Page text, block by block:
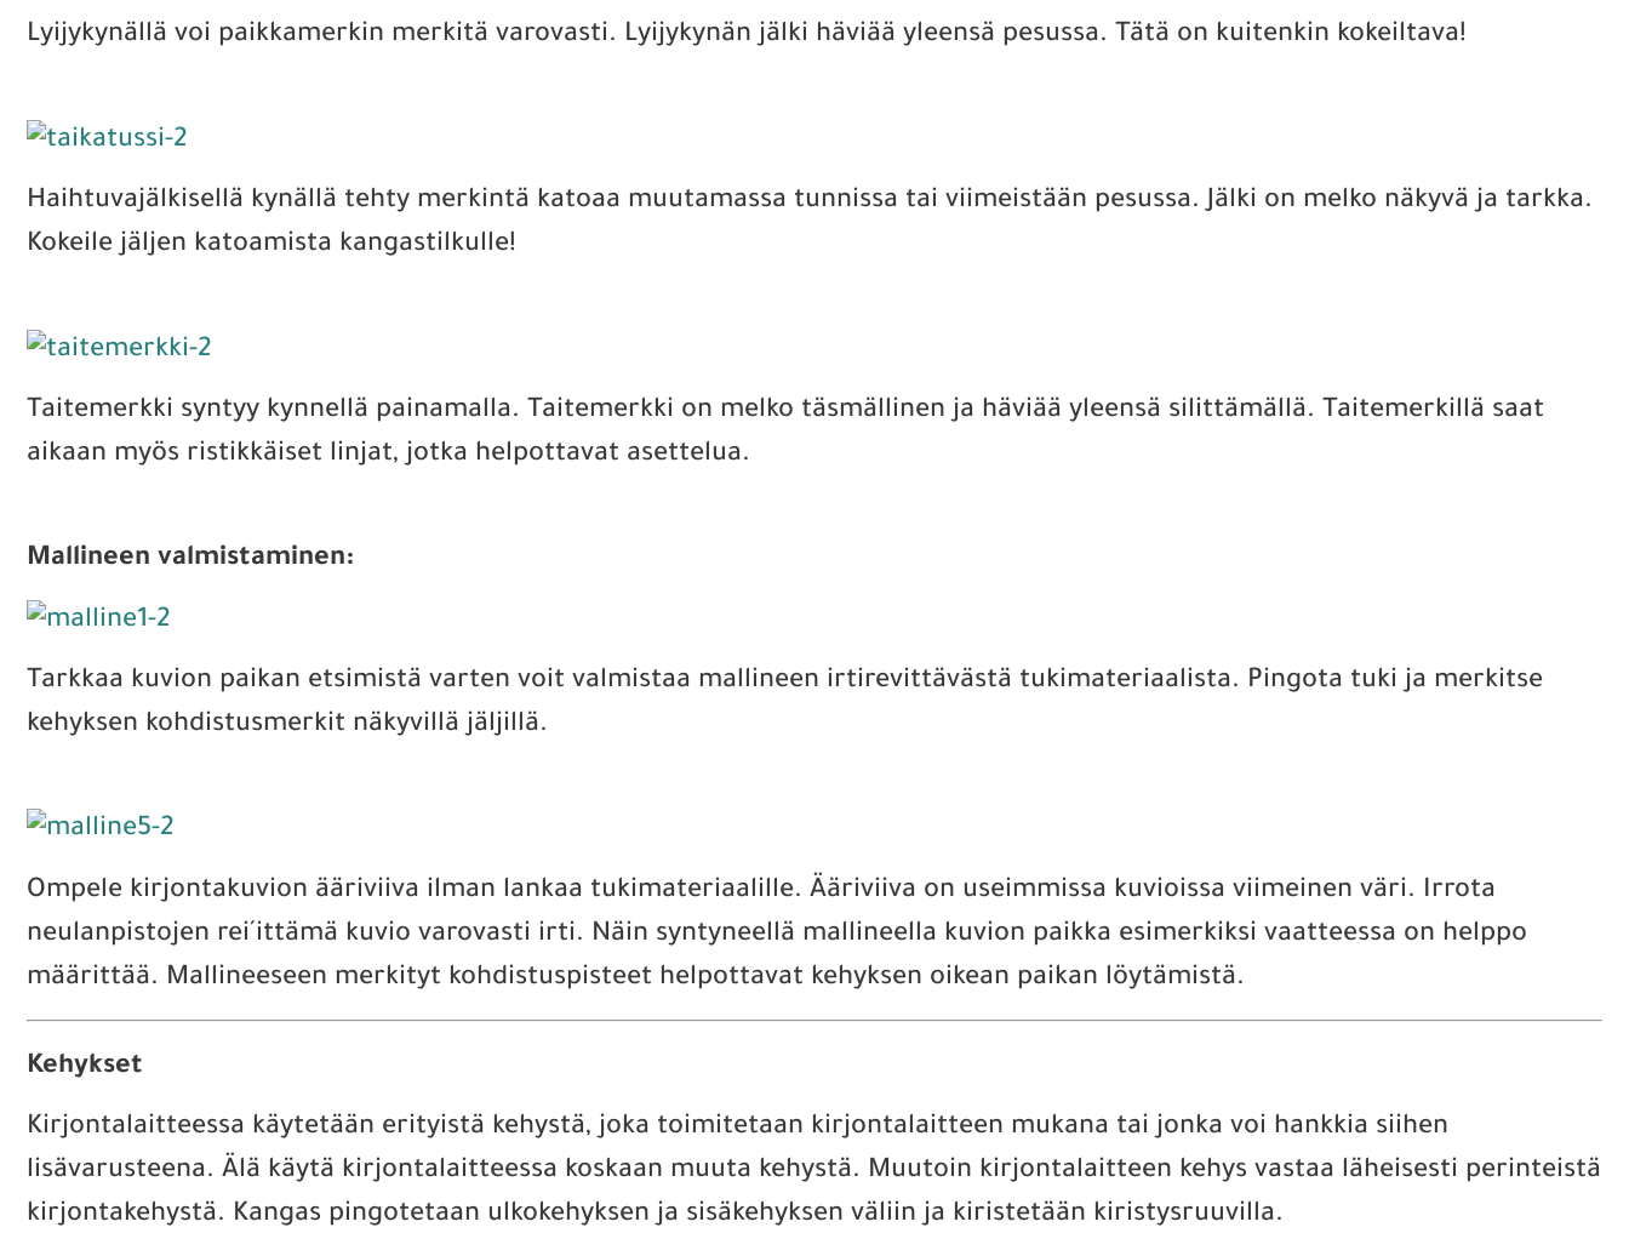
Lyijykynällä voi paikkamerkin merkitä varovasti. Lyijykynän jälki häviää yleensä pesussa. Tätä on kuitenkin kokeiltava!
Haihtuvajälkisellä kynällä tehty merkintä katoaa muutamassa tunnissa tai viimeistään pesussa. Jälki on melko näkyvä ja tarkka.
Kokeile jäljen katoamista kangastilkulle!
Taitemerkki syntyy kynnellä painamalla. Taitemerkki on melko täsmällinen ja häviää yleensä silittämällä. Taitemerkillä saat
aikaan myös ristikkäiset linjat, jotka helpottavat asettelua.
Mallineen valmistaminen:
Tarkkaa kuvion paikan etsimistä varten voit valmistaa mallineen irtirevittävästä tukimateriaalista. Pingota tuki ja merkitse
kehyksen kohdistusmerkit näkyvillä jäljillä.
Ompele kirjontakuvion ääriviiva ilman lankaa tukimateriaalille. Ääriviiva on useimmissa kuvioissa viimeinen väri. Irrota
neulanpistojen rei´ittämä kuvio varovasti irti. Näin syntyneellä mallineella kuvion paikka esimerkiksi vaatteessa on helppo
määrittää. Mallineeseen merkityt kohdistuspisteet helpottavat kehyksen oikean paikan löytämistä.
Kehykset
Kirjontalaitteessa käytetään erityistä kehystä, joka toimitetaan kirjontalaitteen mukana tai jonka voi hankkia siihen
lisävarusteena. Älä käytä kirjontalaitteessa koskaan muuta kehystä. Muutoin kirjontalaitteen kehys vastaa läheisesti perinteistä
kirjontakehystä. Kangas pingotetaan ulkokehyksen ja sisäkehyksen väliin ja kiristetään kiristysruuvilla.